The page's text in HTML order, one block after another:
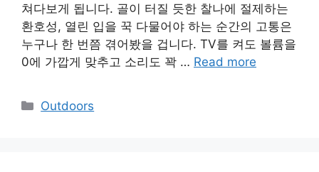
쳐다보게 됩니다. 골이 터질 듯한 찰나에 절제하는
환호성, 열린 입을 꾹 다물어야 하는 순간의 고통은
누구나 한 번쯤 겪어봤을 겁니다. TV를 켜도 볼륨을
0에 가깝게 맞추고 소리도 꽉 … Read more
Categories
Outdoors